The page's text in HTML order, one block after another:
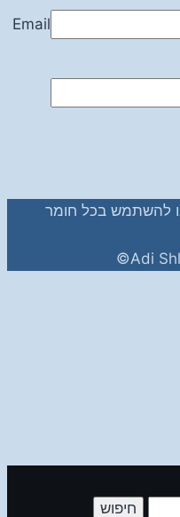
Email
להעתיק או להשתמש בכל חומר